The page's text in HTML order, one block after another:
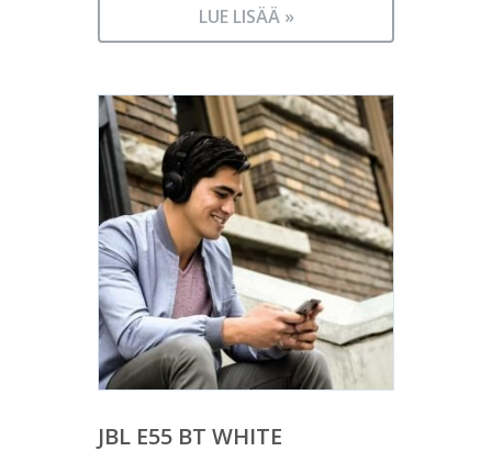
LUE LISÄÄ »
JBL E55 BT WHITE